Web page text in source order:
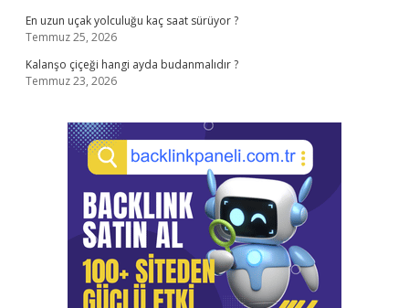
En uzun uçak yolculuğu kaç saat sürüyor ?
Temmuz 25, 2026
Kalanşo çiçeği hangi ayda budanmalıdır ?
Temmuz 23, 2026